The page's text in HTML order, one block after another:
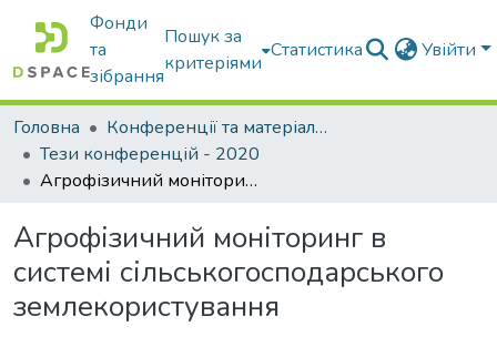
Фонди
та
зібрання
Пошук за
критеріями
Статистика Увійти
Головна
Конференції та матеріали конференцій
Тези конференцій - 2020
Агрофізичний моніторинг в системі сільськогосподарського землекористування
Агрофізичний моніторинг в
системі сільськогосподарського
землекористування